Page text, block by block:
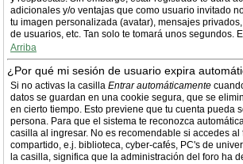
adicionales y/o ventajas que como usuario invitado
tu imagen personalizada (avatar), mensajes
de usuarios, etc. Tan solo te tomará unos segundos.
Arriba
¿Por qué mi sesión de usuario expira
Si no activas la casilla Entrar automáticamente
datos se guardan en una cookie segura, que se
en cierto tiempo. Esto previene que tu cuenta pueda
persona. Para que el sistema te reconozca
casilla al ingresar. No es recomendable si accedes al
compartido, e.j. biblioteca, cyber-cafés, PC's de
la casilla, significa que la administración del foro ha